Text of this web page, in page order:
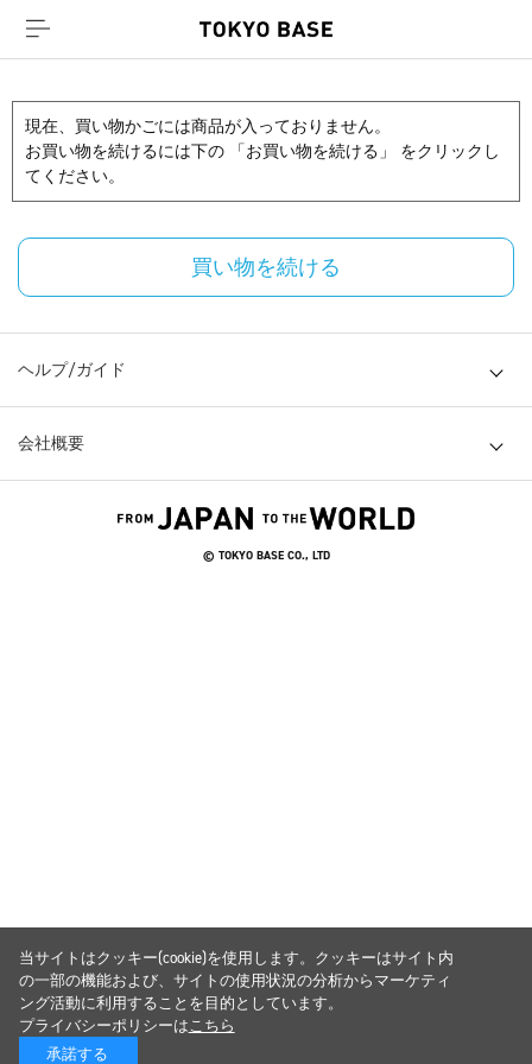
現在、買い物かごには商品が入っておりません。
お買い物を続けるには下の 「お買い物を続ける」 をクリックし
てください。
買い物を続ける
ヘルプ/ガイド
会社概要
© TOKYO BASE CO., LTD
当サイトはクッキー(cookie)を使用します。クッキーはサイト内
の一部の機能および、サイトの使用状況の分析からマーケティ
ング活動に利用することを目的としています。
プライバシーポリシーはこちら
承諾する